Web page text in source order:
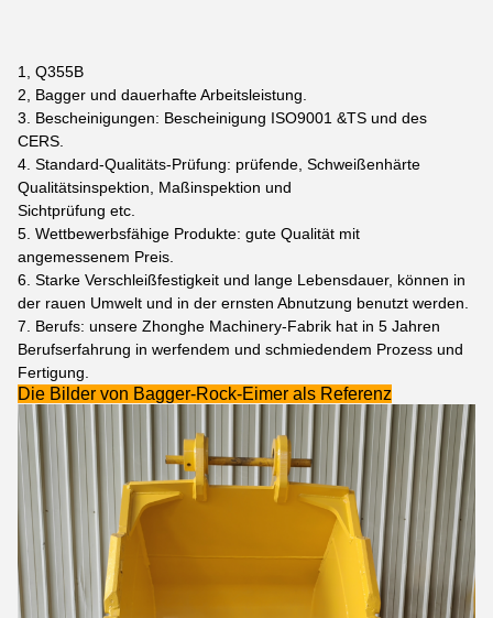
1, Q355B
2, Bagger und dauerhafte Arbeitsleistung.
3. Bescheinigungen: Bescheinigung ISO9001 &TS und des
CERS.
4. Standard-Qualitäts-Prüfung: prüfende, Schweißenhärte
Qualitätsinspektion, Maßinspektion und
Sichtprüfung etc.
5. Wettbewerbsfähige Produkte: gute Qualität mit
angemessenem Preis.
6. Starke Verschleißfestigkeit und lange Lebensdauer, können in
der rauen Umwelt und in der ernsten Abnutzung benutzt werden.
7. Berufs: unsere Zhonghe Machinery-Fabrik hat in 5 Jahren
Berufserfahrung in werfendem und schmiedendem Prozess und
Fertigung.
Die Bilder von Bagger-Rock-Eimer als Referenz